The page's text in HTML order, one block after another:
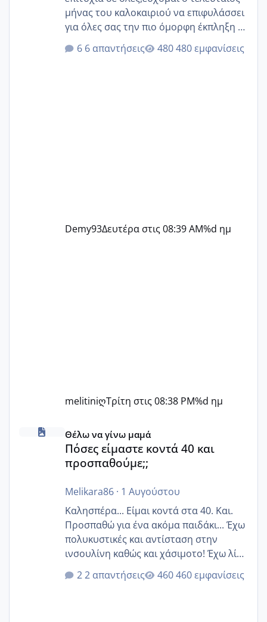
μήνας του καλοκαιριού να επιφυλάσσει
για όλες σας την πιο όμορφη έκπληξη 🧿
@Elk @Melikara86 @Παρασκευαιδου
@Zenia z @melitiniღ @Christi.D.
6 απαντήσεις 480 εμφανίσεις
Demy93Δευτέρα στις 08:39 AM%d ημ
melitiniღΤρίτη στις 08:38 PM%d ημ
Πόσες είμαστε κοντά 40 και προσπαθούμε;;
Θέλω να γίνω μαμά
Πόσες είμαστε κοντά 40 και
προσπαθούμε;;
Melikara86· 1 Αυγούστου
Καλησπέρα... Είμαι κοντά στα 40. Και.
Προσπαθώ για ένα ακόμα παιδάκι... Έχω
πολυκυστικές και αντίσταση στην
ινσουλίνη καθώς και χάσιμοτο! Έχω λίγα
κιλά παραπάνω και όσο κ αν προσπαθώ
δεν χάνω εύκολα! Προσπαθώ για ακόμη
2 απαντήσεις 460 εμφανίσεις